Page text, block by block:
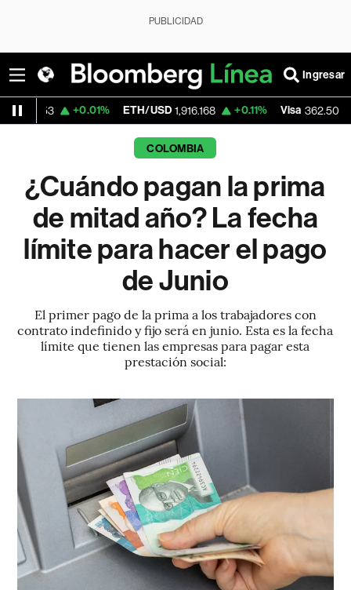
PUBLICIDAD
Ingresar
+0.01% ETH/USD 1,916.168 +0.11% Visa 362.50 -2.15%
COLOMBIA
¿Cuándo pagan la prima
de mitad año? La fecha
límite para hacer el pago
de Junio
El primer pago de la prima a los trabajadores con
contrato indefinido y fijo será en junio. Esta es la fecha
límite que tienen las empresas para pagar esta
prestación social: